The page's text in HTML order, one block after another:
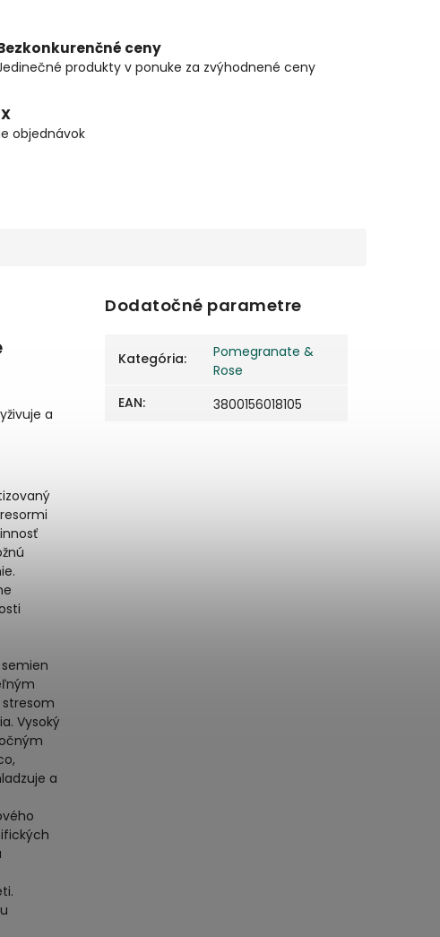
ceny
produkty v ponuke za zvýhodnené ceny
objednávok
a
Vysoký
a
Dodatočné parametre
Kategória:
Pomegranate &
Rose
EAN: 3800156018105